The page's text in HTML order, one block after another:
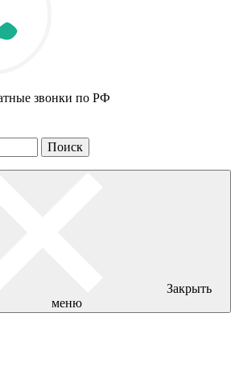
звонки по РФ
Закрыть
меню